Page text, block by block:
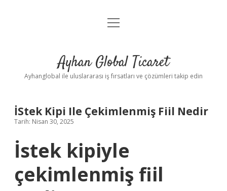
Anasayfa
Yasal Uyarı
menüyü
Ayhan Global Ticaret
Ayhanglobal ile uluslararası iş fırsatları ve çözümleri takip edin
İStek Kipi Ile Çekimlenmiş Fiil Nedir
Tarih: Nisan 30, 2025
İstek kipiyle
çekimlenmiş fiil